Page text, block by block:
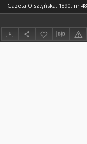
Gazeta Olsztyńska, 1890, nr 48